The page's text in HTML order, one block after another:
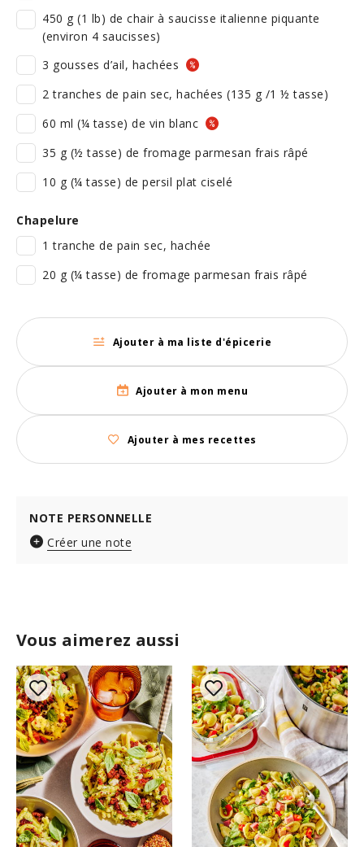
Vous aimerez aussi
450 g (1 lb) de chair à saucisse italienne piquante
(environ 4 saucisses)
3 gousses d’ail, hachées
2 tranches de pain sec, hachées (135 g /1 ½ tasse)
60 ml (¼ tasse) de vin blanc
35 g (½ tasse) de fromage parmesan frais râpé
10 g (¼ tasse) de persil plat ciselé
Chapelure
1 tranche de pain sec, hachée
20 g (¼ tasse) de fromage parmesan frais râpé
Ajouter à ma liste d'épicerie
Ajouter à mon menu
Ajouter à mes recettes
NOTE PERSONNELLE
Créer une note